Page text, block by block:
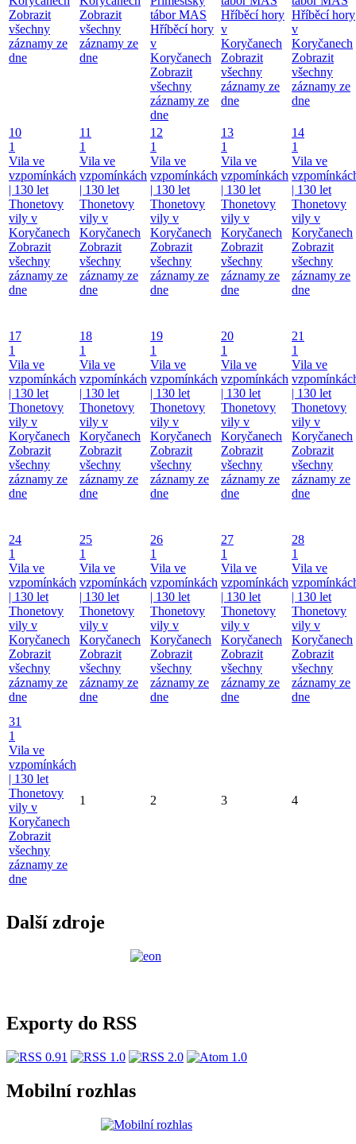
Zobrazit
všechny
záznamy ze
dne
Zobrazit
všechny
záznamy ze
dne
tábor MAS
Hříběcí hory
v
Koryčanech
Zobrazit
všechny
záznamy ze
dne
Hříběcí hory
v
Koryčanech
Zobrazit
všechny
záznamy ze
dne
Hříběcí hory
v
Koryčanech
Zobrazit
všechny
záznamy ze
dne
10
1
Vila ve
vzpomínkách
| 130 let
Thonetovy
vily v
Koryčanech
Zobrazit
všechny
záznamy ze
dne
11
1
Vila ve
vzpomínkách
| 130 let
Thonetovy
vily v
Koryčanech
Zobrazit
všechny
záznamy ze
dne
12
1
Vila ve
vzpomínkách
| 130 let
Thonetovy
vily v
Koryčanech
Zobrazit
všechny
záznamy ze
dne
13
1
Vila ve
vzpomínkách
| 130 let
Thonetovy
vily v
Koryčanech
Zobrazit
všechny
záznamy ze
dne
14
1
Vila ve
| 130 let
Thonetovy
vily v
Koryčanech
Zobrazit
všechny
záznamy ze
dne
17
1
Vila ve
vzpomínkách
| 130 let
Thonetovy
vily v
Koryčanech
Zobrazit
všechny
záznamy ze
dne
18
1
Vila ve
vzpomínkách
| 130 let
Thonetovy
vily v
Koryčanech
Zobrazit
všechny
záznamy ze
dne
19
1
Vila ve
vzpomínkách
| 130 let
Thonetovy
vily v
Koryčanech
Zobrazit
všechny
záznamy ze
dne
20
1
Vila ve
vzpomínkách
| 130 let
Thonetovy
vily v
Koryčanech
Zobrazit
všechny
záznamy ze
dne
21
1
Vila ve
| 130 let
Thonetovy
vily v
Koryčanech
Zobrazit
všechny
záznamy ze
dne
24
1
Vila ve
vzpomínkách
| 130 let
Thonetovy
vily v
Koryčanech
Zobrazit
všechny
záznamy ze
dne
25
1
Vila ve
vzpomínkách
| 130 let
Thonetovy
vily v
Koryčanech
Zobrazit
všechny
záznamy ze
dne
26
1
Vila ve
vzpomínkách
| 130 let
Thonetovy
vily v
Koryčanech
Zobrazit
všechny
záznamy ze
dne
27
1
Vila ve
vzpomínkách
| 130 let
Thonetovy
vily v
Koryčanech
Zobrazit
všechny
záznamy ze
dne
28
1
Vila ve
| 130 let
Thonetovy
vily v
Koryčanech
Zobrazit
všechny
záznamy ze
dne
31
1
Vila ve
vzpomínkách
| 130 let
Thonetovy
vily v
Koryčanech
Zobrazit
všechny
záznamy ze
dne
1 2 3 4
Další zdroje
Exporty do RSS
Mobilní rozhlas